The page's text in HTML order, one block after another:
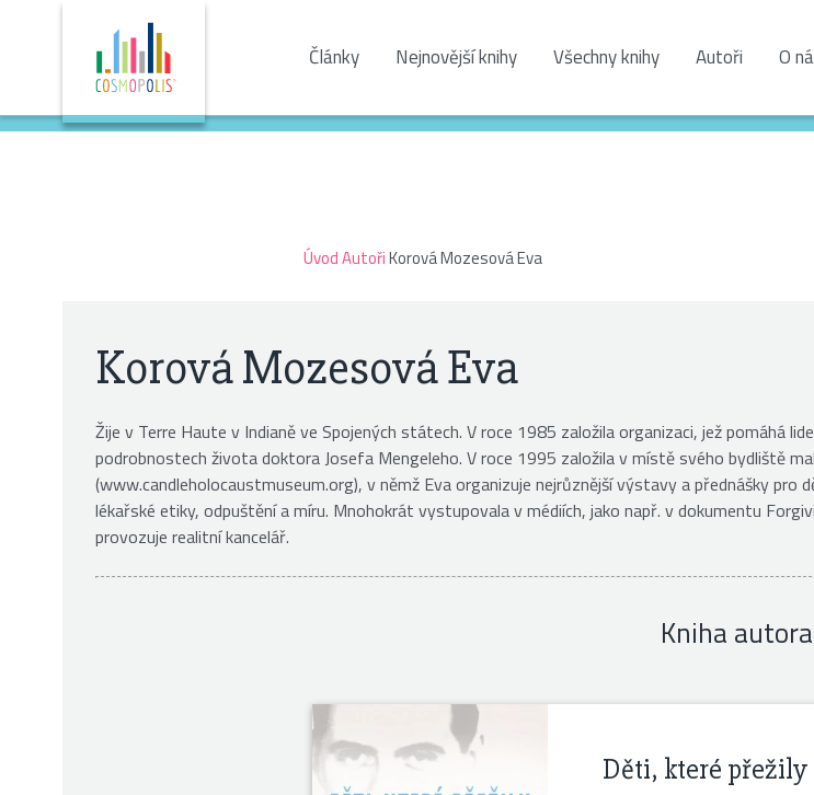
Články Nejnovější knihy Všechny knihy Autoři O
ÚvodAutořiKorová Mozesová Eva
Korová Mozesová Eva
Žije v Terre Haute v Indianě ve Spojených státech. V roce 1985 založila organizaci, jež pomáhá
podrobnostech života doktora Josefa Mengeleho. V roce 1995 založila v místě svého bydliště
(www.candleholocaustmuseum.org), v němž Eva organizuje nejrůznější výstavy a přednášky
lékařské etiky, odpuštění a míru. Mnohokrát vystupovala v médiích, jako např. v dokumentu
provozuje realitní kancelář.
Kniha autora
Děti, které